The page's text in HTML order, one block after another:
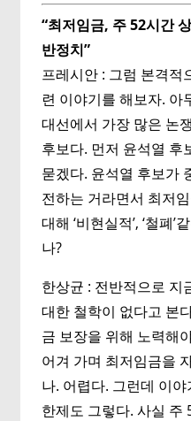
“최저임금, 주 52시간
반정치”
프레시안 : 그럼 본격적
련 이야기를 해보자. 아
대선에서 가장 많은 논
후보다. 먼저 윤석열 후
묻겠다. 윤석열 후보가
전하는 거라면서 최저
대해 ‘비현실적’, ‘철폐
나?
한상균 : 전반적으로 지
대한 철학이 없다고 본
금 보장을 위해 노력해
어겨 가며 최저임금을
나. 어렵다. 그런데 이
한제도 그렇다. 사실 주